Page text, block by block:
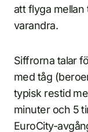
att flyga mellan
varandra.
Siffrorna talar
med tåg
typisk restid
minuter och 5
EuroCity-